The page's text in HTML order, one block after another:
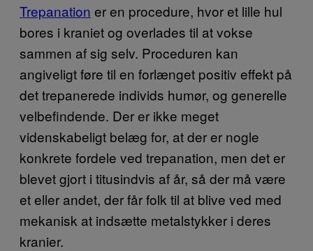
Trepanation er en procedure, hvor et lille hul
bores i kraniet og overlades til at vokse
sammen af sig selv. Proceduren kan
angiveligt føre til en forlænget positiv effekt på
det trepanerede individs humør, og generelle
velbefindende. Der er ikke meget
videnskabeligt belæg for, at der er nogle
konkrete fordele ved trepanation, men det er
blevet gjort i titusindvis af år, så der må være
et eller andet, der får folk til at blive ved med
mekanisk at indsætte metalstykker i deres
kranier.